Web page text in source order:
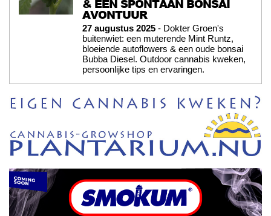
& EEN SPONTAAN BONSAI
AVONTUUR
27 augustus 2025 - Dokter Groen's
buitenwiet: een muterende Mint Runtz,
bloeiende autoflowers & een oude bonsai
Bubba Diesel. Outdoor cannabis kweken,
persoonlijke tips en ervaringen.